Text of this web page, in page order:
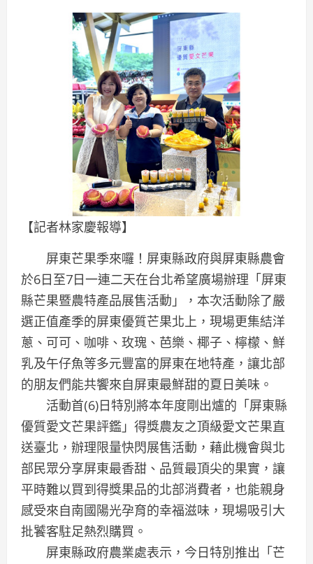
【記者林家慶報導】
屏東芒果季來囉！屏東縣政府與屏東縣農會
於6日至7日一連二天在台北希望廣場辦理「屏東
縣芒果暨農特產品展售活動」，本次活動除了嚴
選正值產季的屏東優質芒果北上，現場更集結洋
蔥、可可、咖啡、玫瑰、芭樂、椰子、檸檬、鮮
乳及午仔魚等多元豐富的屏東在地特產，讓北部
的朋友們能共饗來自屏東最鮮甜的夏日美味。
活動首(6)日特別將本年度剛出爐的「屏東縣
優質愛文芒果評鑑」得獎農友之頂級愛文芒果直
送臺北，辦理限量快閃展售活動，藉此機會與北
部民眾分享屏東最香甜、品質最頂尖的果實，讓
平時難以買到得獎果品的北部消費者，也能親身
感受來自南國陽光孕育的幸福滋味，現場吸引大
批饕客駐足熱烈購買。
屏東縣政府農業處表示，今日特別推出「芒